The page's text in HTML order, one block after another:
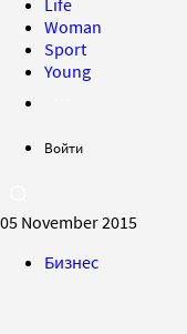
Life
Woman
Sport
Young
Войти
05 November 2015
Бизнес